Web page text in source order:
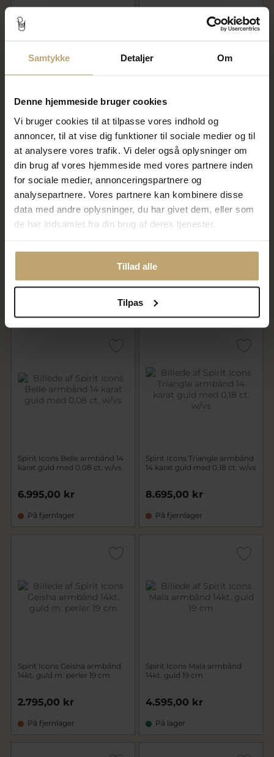
Samtykke Detaljer Om
Denne hjemmeside bruger cookies
Vi bruger cookies til at tilpasse vores indhold og
annoncer, til at vise dig funktioner til sociale medier og til
at analysere vores trafik. Vi deler også oplysninger om
din brug af vores hjemmeside med vores partnere inden
for sociale medier, annonceringspartnere og
analysepartnere. Vores partnere kan kombinere disse
data med andre oplysninger, du har givet dem, eller som
de har indsamlet fra din brug af deres tjenester.
Tillad alle
Tilpas
Dazzling Tennis-armbånd 0,95
Dazzling Tennis-armbånd 0,32
Dagmarkors armbånd 8 kt.
3.500,00 kr
14 kt. guld med 0,06 ct. w/vs +
7.495,00 kr
På fjernlager
Spirit Icons Belle armbånd 14
karat guld med 0,08 ct. w/vs
6.995,00 kr
På fjernlager
Spirit Icons Triangle armbånd
14 karat guld med 0,18 ct. w/vs
8.695,00 kr
På fjernlager
Spirit Icons Geisha armbånd
14kt. guld m. perler 19 cm
2.795,00 kr
På fjernlager
Spirit Icons Mala armbånd
14kt. guld 19 cm
4.595,00 kr
På lager